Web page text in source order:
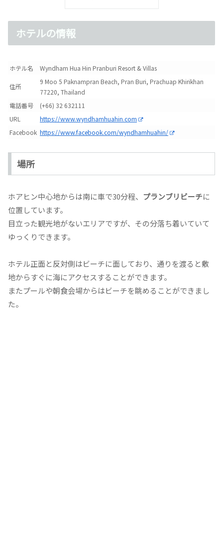
ホテルの情報
ホテル名 Wyndham Hua Hin Pranburi Resort & Villas
住所
9 Moo 5 Paknampran Beach, Pran Buri, Prachuap Khirikhan
77220, Thailand
電話番号
(+66) 32 632111
URL
https://www.wyndhamhuahin.com
Facebook https://www.facebook.com/wyndhamhuahin/
場所
ホアヒン中心地からは南に車で30分程、 プランブリビーチに
位置しています。
目立った観光地がないエリアですが、その分落ち着いていて
ゆっくりできます。
ホテル正面と反対側はビーチに面しており、通りを渡ると敷
地からすぐに海にアクセスすることができます。
またプールや朝食会場からはビーチを眺めることができまし
た。